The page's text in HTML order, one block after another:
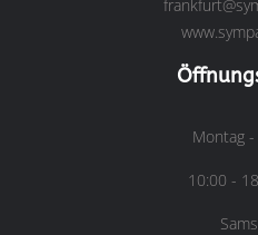
Montag
10:00 -